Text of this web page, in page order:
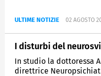
ULTIME NOTIZIE 02 AGOSTO
I disturbi del
In studio la dottoressa
direttrice